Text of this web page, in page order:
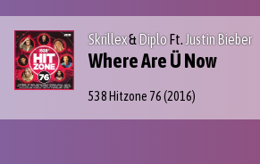
Skrillex& DiploFt.Justin Bieber
Where Are Ü Now
538 Hitzone 76(2016)